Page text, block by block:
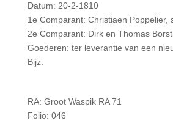
Datum: 20-2-1810
1e Comparant: Christiaen Poppelier,
2e Comparant: Dirk en Thomas
Goederen: ter leverantie van een
Bijz:
RA: Groot Waspik RA 71
Folio: 046